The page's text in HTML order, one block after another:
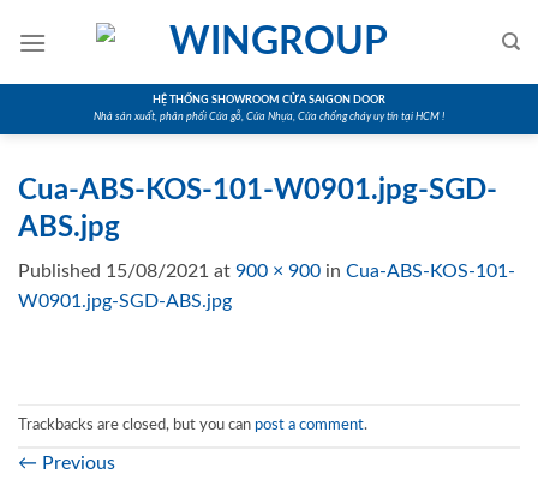
HỆ THỐNG SHOWROOM CỬA SAIGON DOOR
Nhà sản xuất, phân phối Cửa gỗ, Cửa Nhựa, Cửa chống cháy uy tín tại HCM !
Cua-ABS-KOS-101-W0901.jpg-SGD-
ABS.jpg
Published 15/08/2021 at 900 × 900 in Cua-ABS-KOS-101-
W0901.jpg-SGD-ABS.jpg
Trackbacks are closed, but you can post a comment.
← Previous